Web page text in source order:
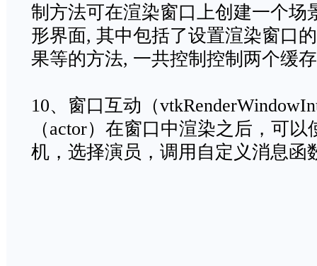
制方法可在渲染窗口上创建一个场
形界面, 其中包括了设置渲染窗口
果等的方法, 一共控制控制两个缓
10、窗口互动（
（actor）在窗口中渲染之后，可
机，选择演员，调用自定义消息函